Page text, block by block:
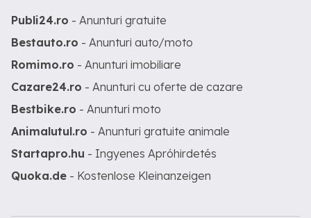
Publi24.ro - Anunturi gratuite
Bestauto.ro - Anunturi auto/moto
Romimo.ro - Anunturi imobiliare
Cazare24.ro - Anunturi cu oferte de cazare
Bestbike.ro - Anunturi moto
Animalutul.ro - Anunturi gratuite animale
Startapro.hu - Ingyenes Apróhirdetés
Quoka.de - Kostenlose Kleinanzeigen